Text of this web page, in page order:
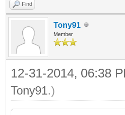
Find
Tony91
Member
12-31-2014, 06:38
Tony91.)